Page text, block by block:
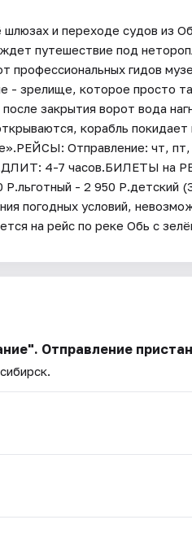
и переходе судов из
путешествие под
профессиональных гидов
- зрелище, которое просто
закрытия ворот вода
корабль
Отправление: чт, пт,
4-7 часов.БИЛЕТЫ
- 2 950 Р.детский
погодных условий,
на рейс по реке Обь с
Отправление